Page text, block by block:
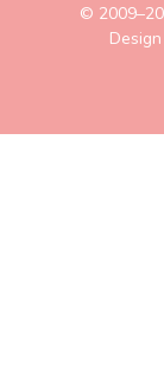
©